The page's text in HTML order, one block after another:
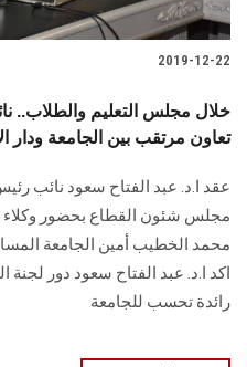
2019-12-22
خلال مجلس التعليم والطلاب..
تعاون مرتقب بين الجامعة ودار
عقد ا.د. عبد الفتاح سعود نائب
مجلس شئون القطاع بحضور وكلاء
محمد الخطيب أمين الجامعة
اكد ا.د. عبد الفتاح سعود دور لجنة
رائدة تحسب للجامعة